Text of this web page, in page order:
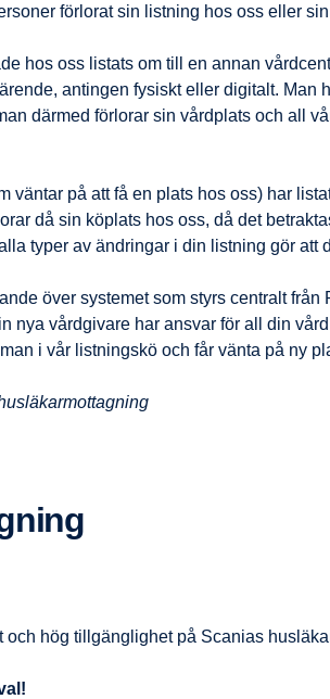
förlorat sin listning hos oss eller
hos oss listats om till en annan
antingen fysiskt eller digitalt.
därmed förlorar sin vårdplats och all
väntar på att få en plats hos oss) har
då sin köplats hos oss, då det
typer av ändringar i din listning gör att
över systemet som styrs centralt
nya vårdgivare har ansvar för all din
i vår listningskö och får vänta på ny
och hög tillgänglighet på Scanias